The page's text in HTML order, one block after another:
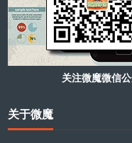
关注微魔微信
关于微魔